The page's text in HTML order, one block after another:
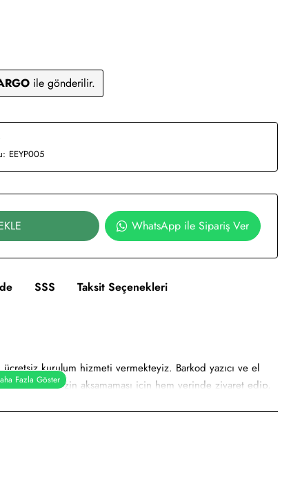
ile gönderilir.
EEYP005
WhatsApp ile Sipariş Ver
SSS Taksit Seçenekleri
kurulum hizmeti vermekteyiz. Barkod yazıcı ve el
işlerinizin aksamaması için hem yerinde ziyaret edip,
ücretsiz bir şekilde tespit ederek tarafınıza, sistemimizin
sonra, onay vermenize istinaden işleme alıp cihaz